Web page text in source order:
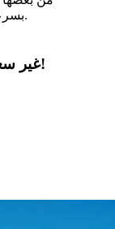
بسرعة أكبر، فهناك أيضاً حافلات وتاكسي متاحة.
غير سعيد مع نيش؟ دوره مرة أخرى!